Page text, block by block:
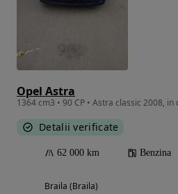
Opel Astra
Detalii verificate
62 000 km Benzina
Braila (Braila)